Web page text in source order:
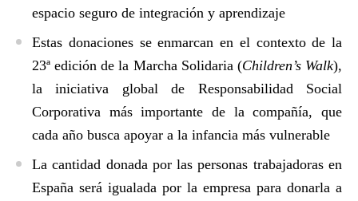
espacio seguro de integración y aprendizaje
Estas donaciones se enmarcan en el contexto de la
23ª edición de la Marcha Solidaria (Children’s Walk),
la iniciativa global de Responsabilidad Social
Corporativa más importante de la compañía, que
cada año busca apoyar a la infancia más vulnerable
La cantidad donada por las personas trabajadoras en
España será igualada por la empresa para donarla a